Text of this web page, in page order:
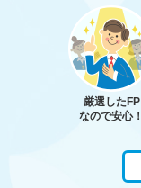
厳選したFP
なので安心！